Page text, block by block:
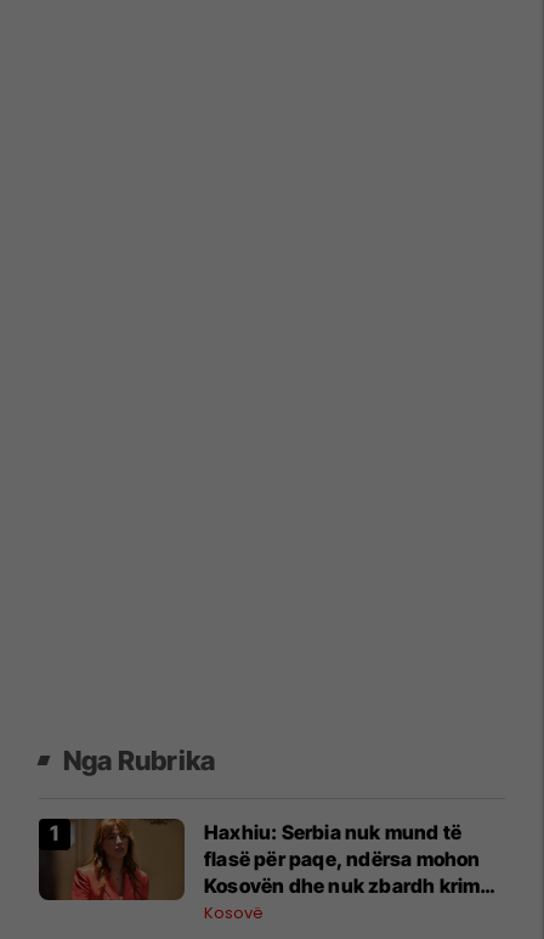
Nga Rubrika
Haxhiu: Serbia nuk mund të
flasë për paqe, ndërsa mohon
Kosovën dhe nuk zbardh krimet
e luftës
Kosovë